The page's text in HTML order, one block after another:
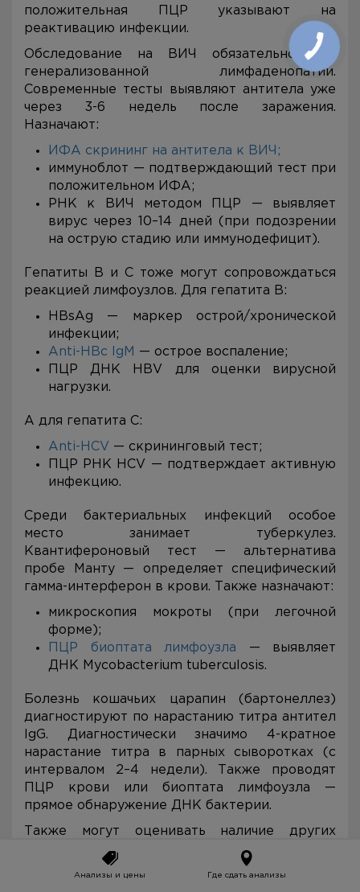
положительная ПЦР указывают на
реактивацию инфекции.
Обследование на ВИЧ обязательно при
генерализованной лимфаденопатии.
Современные тесты выявляют антитела уже
через 3-6 недель после заражения.
Назначают:
ИФА скрининг на антитела к ВИЧ;
иммуноблот — подтверждающий тест при
положительном ИФА;
РНК к ВИЧ методом ПЦР — выявляет
вирус через 10–14 дней (при подозрении
на острую стадию или иммунодефицит).
Гепатиты В и С тоже могут сопровождаться
реакцией лимфоузлов. Для гепатита В:
HBsAg — маркер острой/хронической
инфекции;
Anti-HBc IgM — острое воспаление;
ПЦР ДНК HBV для оценки вирусной
нагрузки.
А для гепатита С:
Anti-HCV — скрининговый тест;
ПЦР РНК HCV — подтверждает активную
инфекцию.
Среди бактериальных инфекций особое
место занимает туберкулез.
Квантифероновый тест — альтернатива
пробе Манту — определяет специфический
гамма-интерферон в крови. Также назначают:
микроскопия мокроты (при легочной
форме);
ПЦР биоптата лимфоузла — выявляет
ДНК Mycobacterium tuberculosis.
Болезнь кошачьих царапин (бартонеллез)
диагностируют по нарастанию титра антител
IgG. Диагностически значимо 4-кратное
нарастание титра в парных сыворотках (с
интервалом 2–4 недели). Также проводят
ПЦР крови или биоптата лимфоузла —
прямое обнаружение ДНК бактерии.
Также могут оценивать наличие других
инфекционных патологий.
Иммунологические
Анализы и цены Где сдать анализы